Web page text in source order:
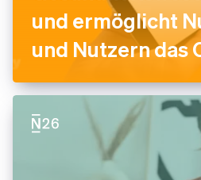
und ermöglicht
und Nutzern das
in weniger als